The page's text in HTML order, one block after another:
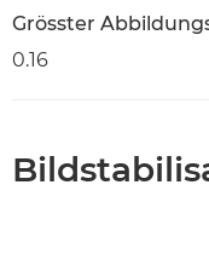
Grösster
0.16